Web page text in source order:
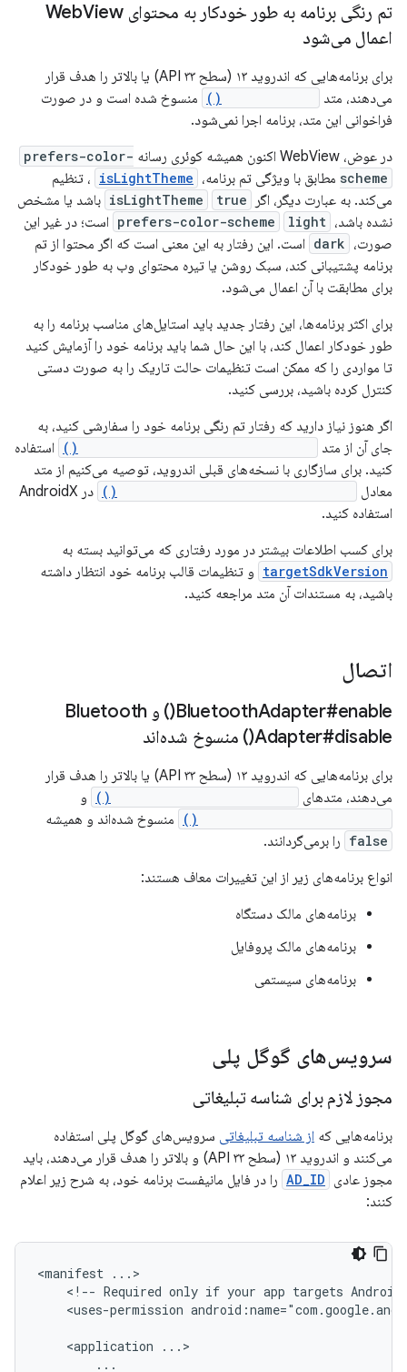
تم رنگی برنامه به طور خودکار به محتوای WebView
اعمال می‌شود
برای برنامه‌هایی که اندروید ۱۳ (سطح API ۳۳) یا بالاتر را هدف قرار
می‌دهند، متد
منسوخ شده است و در صورت
فراخوانی این متد، برنامه اجرا نمی‌شود.
در عوض، WebView اکنون همیشه کوئری رسانه
prefers-color-
scheme مطابق با ویژگی تم برنامه، isLightTheme ، تنظیم
می‌کند. به عبارت دیگر، اگر
isLightTheme true
باشد یا مشخص
نشده باشد،
prefers-color-scheme light
است؛ در غیر این
صورت، dark است. این رفتار به این معنی است که اگر محتوا از تم
برنامه پشتیبانی کند، سبک روشن یا تیره محتوای وب به طور خودکار
برای مطابقت با آن اعمال می‌شود.
برای اکثر برنامه‌ها، این رفتار جدید باید استایل‌های مناسب برنامه را به
طور خودکار اعمال کند، با این حال شما باید برنامه خود را آزمایش کنید
تا مواردی را که ممکن است تنظیمات حالت تاریک را به صورت دستی
کنترل کرده باشید، بررسی کنید.
اگر هنوز نیاز دارید که رفتار تم رنگی برنامه خود را سفارشی کنید، به
جای آن از متد
استفاده
کنید. برای سازگاری با نسخه‌های قبلی اندروید، توصیه می‌کنیم از متد
معادل
در AndroidX
استفاده کنید.
برای کسب اطلاعات بیشتر در مورد رفتاری که می‌توانید بسته به
targetSdkVersion و تنظیمات قالب برنامه خود انتظار داشته
باشید، به مستندات آن متد مراجعه کنید.
اتصال
BluetoothAdapter#enable(
) و Bluetooth
Adapter#disable( ) منسوخ شده‌اند
برای برنامه‌هایی که اندروید ۱۳ (سطح API ۳۳) یا بالاتر را هدف قرار
می‌دهند، متدهای
و
منسوخ شده‌اند و همیشه
false را برمی‌گردانند.
انواع برنامه‌های زیر از این تغییرات معاف هستند:
برنامه‌های مالک دستگاه
برنامه‌های مالک پروفایل
برنامه‌های سیستمی
سرویس‌های گوگل پلی
مجوز لازم برای شناسه تبلیغاتی
برنامه‌هایی که از شناسه تبلیغاتی سرویس‌های گوگل پلی استفاده
می‌کنند و اندروید ۱۳ (سطح API ۳۳) و بالاتر را هدف قرار می‌دهند، باید
مجوز عادی AD_ID را در فایل مانیفست برنامه خود، به شرح زیر اعلام
کنند:
<manifest
<!-- Required only if your app targets Android
<uses-permission
<application